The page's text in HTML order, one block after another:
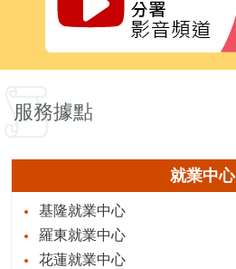
服務據點
就業中心
基隆就業中心
羅東就業中心
花蓮就業中心